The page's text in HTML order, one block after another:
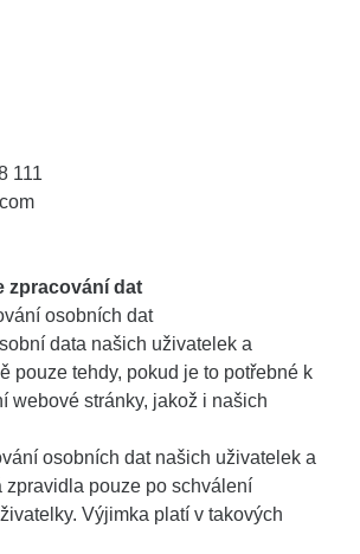
111
zpracování dat
osobních dat
data našich uživatelek a
pouze tehdy, pokud je to potřebné k
webové stránky, jakož i našich
osobních dat našich uživatelek a
zpravidla pouze po schválení
Výjimka platí v takových